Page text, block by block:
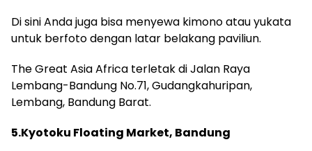
Di sini Anda juga bisa menyewa kimono atau yukata
untuk berfoto dengan latar belakang paviliun.
The Great Asia Africa terletak di Jalan Raya
Lembang-Bandung No.71, Gudangkahuripan,
Lembang, Bandung Barat.
5.Kyotoku Floating Market, Bandung